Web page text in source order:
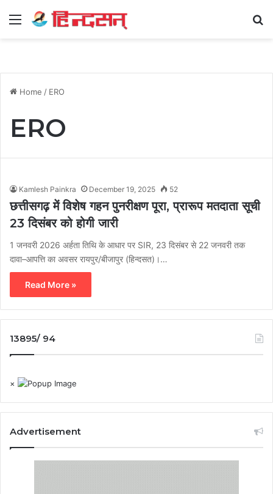
Menu
Home / ERO
ERO
Kamlesh Painkra December 19, 2025 52
छत्तीसगढ़ में विशेष गहन पुनरीक्षण पूरा, प्रारूप मतदाता सूची
23 दिसंबर को होगी जारी
1 जनवरी 2026 अर्हता तिथि के आधार पर SIR, 23 दिसंबर से 22 जनवरी तक
दावा–आपत्ति का अवसर रायपुर/बीजापुर (हिन्दसत)।…
Read More »
13895/ 94
×
Advertisement